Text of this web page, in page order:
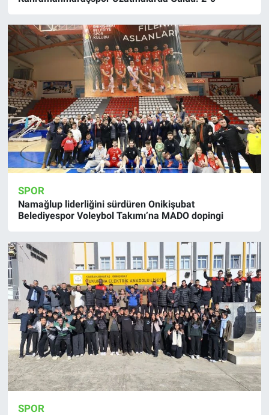
SPOR
Namağlup liderliğini sürdüren Onikişubat
Belediyespor Voleybol Takımı’na MADO dopingi
SPOR